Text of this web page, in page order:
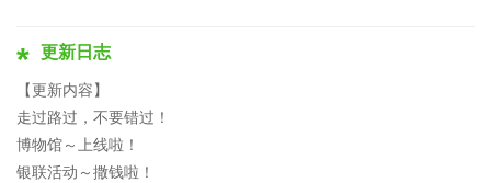
更新日志
【更新内容】
走过路过，不要错过！
博物馆～上线啦！
银联活动～撒钱啦！